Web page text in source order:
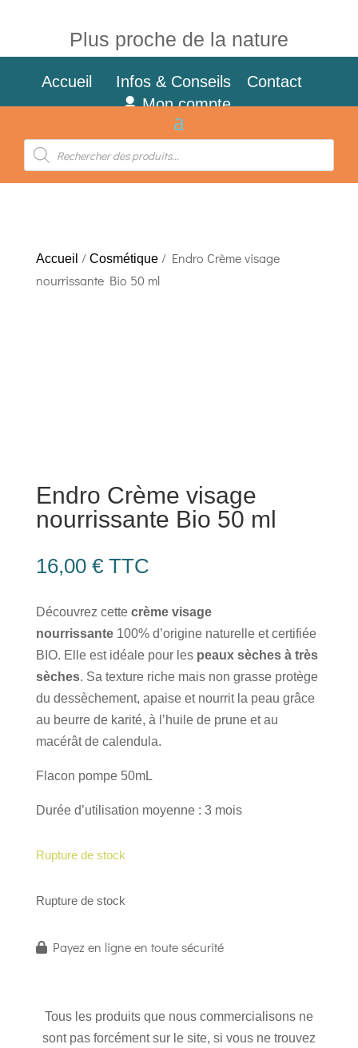
Plus proche de la nature
Accueil Infos & Conseils
Contact
Mon compte
Recherche
produits
Accueil / Cosmétique/ Endro Crème visage
nourrissante Bio 50 ml
Endro Crème visage
nourrissante Bio 50 ml
16,00 € TTC
Découvrez cette crème visage
nourrissante100% d’origine naturelle et certifiée
BIO. Elle est idéale pour les peaux sèches à très
sèches. Sa texture riche mais non grasse protège
du dessèchement, apaise et nourrit la peau grâce
au beurre de karité, à l’huile de prune et au
macérât de calendula.
Flacon pompe 50mL
Durée d’utilisation moyenne : 3 mois
Rupture de stock
Rupture de stock
Payez en ligne en toute sécurité
Tous les produits que nous commercialisons ne
sont pas forcément sur le site, si vous ne trouvez